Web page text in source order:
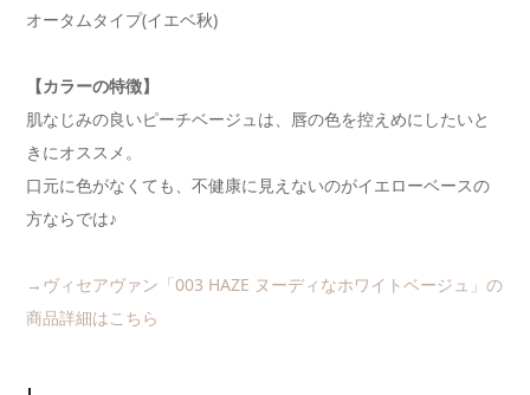
オータムタイプ(イエベ秋)
【カラーの特徴】
肌なじみの良いピーチベージュは、唇の色を控えめにしたいと
きにオススメ。
口元に色がなくても、不健康に見えないのがイエローベースの
方ならでは♪
→ヴィセアヴァン「003 HAZE ヌーディなホワイトベージュ」の
商品詳細はこちら